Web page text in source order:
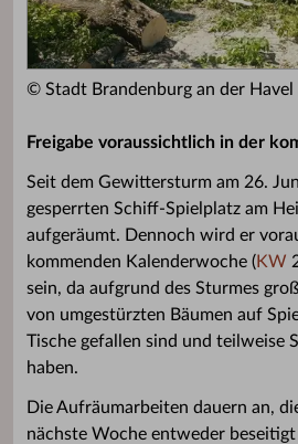
© Stadt Brandenburg an der
Freigabe voraussichtlich in der
Seit dem Gewittersturm am 26.
gesperrten Schiff-Spielplatz am
aufgeräumt. Dennoch wird er
kommenden Kalenderwoche (KW
sein, da aufgrund des Sturmes
von umgestürzten Bäumen auf
Tische gefallen sind und teilweise
haben.
Die Aufräumarbeiten dauern an,
nächste Woche entweder